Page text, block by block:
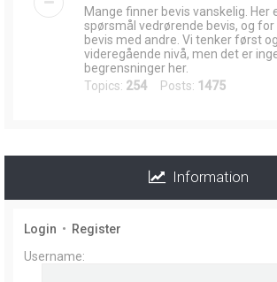
Mange finner bevis vanskelig. Her
spørsmål vedrørende bevis, og for
bevis med andre. Vi tenker først
videregående nivå, men det er
begrensninger her.
Topics: 254 Posts: 1475
Information
Login • Register
Username: